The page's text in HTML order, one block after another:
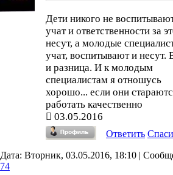
Дети никого не
учат и ответственности за
несут, а молодые
учат, воспитывают и несут.
и разница. И к молодым
специалистам я отношусь
хорошо... если они
работать качественно
03.05.2016
Ответить
Дата: Вторник, 03.05.2016, 18:10 |
74